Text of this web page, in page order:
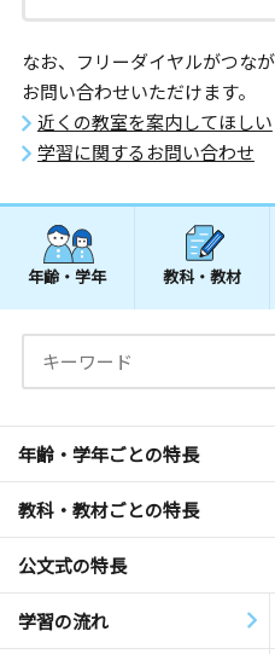
なお、フリーダイヤルがつな
お問い合わせいただけます。
近くの教室を案内してほしい
学習に関するお問い合わせ
年齢・学年 教科・教材
年齢・学年ごとの特長
教科・教材ごとの特長
公文式の特長
学習の流れ